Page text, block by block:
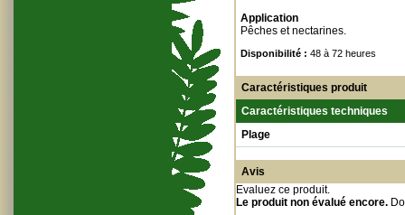
Application
Pêches et nectarines.
Disponibilité : 48 à 72 heures
Caractéristiques produit
Caractéristiques techniques
Plage
Avis
Evaluez ce produit.
Le produit non évalué encore.